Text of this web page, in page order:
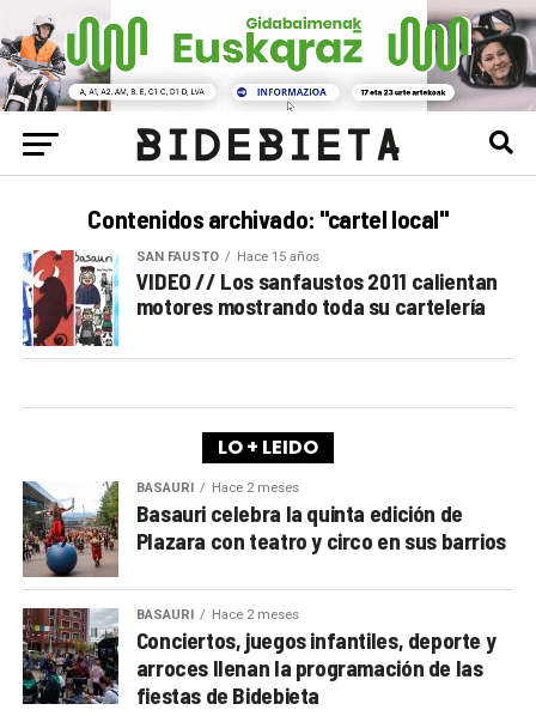
Contenidos archivado: "cartel local"
SAN FAUSTO Hace 15 años
VIDEO // Los sanfaustos 2011 calientan
motores mostrando toda su cartelería
LO + LEIDO
BASAURI Hace 2 meses
Basauri celebra la quinta edición de
Plazara con teatro y circo en sus barrios
BASAURI Hace 2 meses
Conciertos, juegos infantiles, deporte y
arroces llenan la programación de las
fiestas de Bidebieta